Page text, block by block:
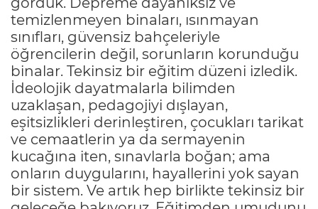
temizlenmeyen binaları, ısınmayan
sınıfları, güvensiz bahçeleriyle
öğrencilerin değil, sorunların korunduğu
binalar. Tekinsiz bir eğitim düzeni izledik.
İdeolojik dayatmalarla bilimden
uzaklaşan, pedagojiyi dışlayan,
eşitsizlikleri derinleştiren, çocukları tarikat
ve cemaatlerin ya da sermayenin
kucağına iten, sınavlarla boğan; ama
onların duygularını, hayallerini yok sayan
bir sistem. Ve artık hep birlikte tekinsiz bir